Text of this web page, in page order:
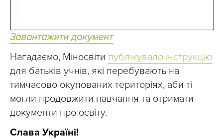
Завантажити документ
Нагадаємо, Міносвіти публікувало інструкцію
для батьків учнів, які перебувають на
тимчасово окупованих територіях, аби ті
могли продовжити навчання та отримати
документи про освіту.
Слава Україні!